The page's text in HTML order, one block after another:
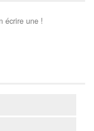
écrire une !